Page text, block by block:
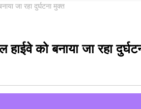
जा रहा दुर्घटना मुक्त
को बनाया जा रहा